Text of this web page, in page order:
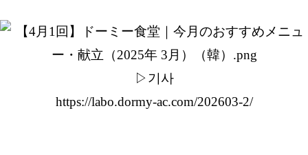
▷기사
https://labo.dormy-ac.com/202603-2/